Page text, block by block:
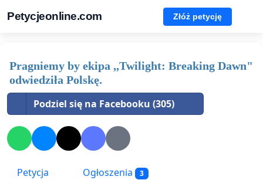
Petycjeonline.com Złóż petycję
Pragniemy by ekipa ,,Twilight: Breaking Dawn"
odwiedziła Polskę.
Podziel się na Facebooku (305)
Petycja Ogłoszenia 3